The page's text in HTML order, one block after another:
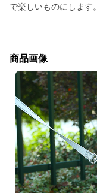
で楽しいものにします。
商品画像